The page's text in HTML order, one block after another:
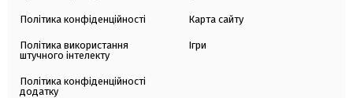
Політика конфіденційності
Політика використання
штучного інтелекту
Політика конфіденційності
додатку
Карта сайту
Ігри